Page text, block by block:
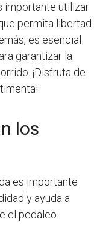
importante utilizar
permita libertad
es esencial
garantizar la
¡Disfruta de
los
es importante
y ayuda a
el pedaleo.